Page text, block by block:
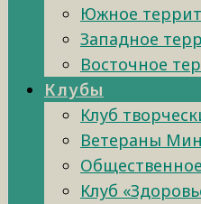
Южное
Западное
Восточное
Клубы
Клуб
Ветераны
Клуб